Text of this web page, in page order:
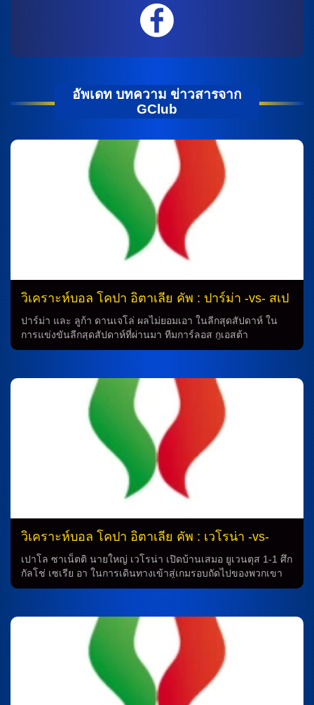
อัพเดท บทความ ข่าวสารจาก
GClub
วิเคราะห์บอล โคปา อิตาเลีย คัพ : ปาร์ม่า -vs- สเป
เซีย
ปาร์ม่า และ ลูก้า ดานเจโล่ ผลไม่ยอมเอา ในลีกสุดสัปดาห์ ใน
การแข่งขันลีกสุดสัปดาห์ที่ผ่านมา ทีมการ์ลอส กูเอสต้า
เทรนเนอร์ ปาร์ม่า ต้องพบกับเครโมเนเซ่ ในเกมที่ลงจอดเสมอ 0-
แล้วใน โคปปา อิตาเลีย ทีมเปิดบ้านชนะ เปสคาร่า 2-0 เกมนี้ยัง
ไม่มี ยาค็อบ ออนเดรจก้า และ มาติย่า ฟรีกาน เจ็บเหมือนเดิม ใน
ขณะที่ เลาตาโร่ วาเลนติ ที่ได้พักมาเต็มๆ จะกลับมาเป็นตัวจริง
ในแนวรับ และด้านอื่นๆ ไซออน ซูซูกิ, อาเดรียง เบร์นาเบ้ และ
พาทริค คูโตรเน่ จะได้พัก โดยทีมจะใช้ เอดูอาร์โด้ คอร์วี่,
คริสเตียน โอดอนเญซ และ มิลาน ดูริช ออกสตาร์ทตัวจริง ลูก้า
ดานเจโล่ ยังไม่เอาใครในลีก ในทางกลับกัน […]
วิเคราะห์บอล โคปา อิตาเลีย คัพ : เวโรน่า -vs-
เวเนเซีย
เปาโล ซาเน็ตติ นายใหญ่ เวโรน่า เปิดบ้านเสมอ ยูเวนตุส 1-1 ศึก
กัลโช่ เซเรีย อา ในการเดินทางเข้าสู่เกมรอบถัดไปของพวกเขา
ในลีก ยูเวนตุสต้องพบกับ เชริญโญล่า ทีมจาก เซเรีย ซี และสิ่งที่
ก่อนหน้านี้ที่ทำให้ทีมต้องสู้ถึงดวลจุดโทษกว่าจะสามารถผ่านเช
ริญโญล่าได้ ความพร้อมของทัพเเขา ในเกมนี้ ยูเวนตุสยังต้อง
เผชิญกับการขาดนักเตะสำคัญอย่างอับดู ฮาร์ราอุย, ดาเนี่ยล มอส
เกร่า, โทมาส ซุสลอฟ และ โรแบร์โต้ กายาร์ดินี่ ที่เจ็บไปในขณะ
เดียวกัน นิโกลัส วาเลนตินี่ กับ ฟัลลู ชาม ยังต้องสลัดความเข้ากัน
ได้ใจ นอกจากนี้ นักเตะสำคัญอื่นๆ ก็สลดไปด้วย อ่านเพิ่มเติม:
ลอเรนโซ่ มอนติโป ต้องยืนที่ประตู และนักเตะเชียร์จาก กองหลัง